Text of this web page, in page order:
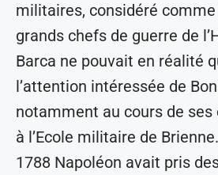
militaires, considéré comme
grands chefs de guerre de
Barca ne pouvait en réalité
l’attention intéressée de
notamment au cours de
à l’Ecole militaire de
1788 Napoléon avait pris